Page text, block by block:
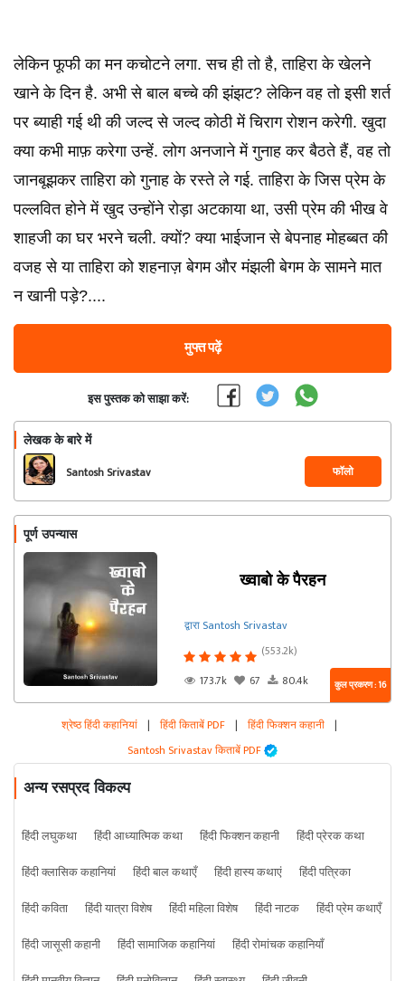
लेकिन फूफी का मन कचोटने लगा. सच ही तो है, ताहिरा के खेलने
खाने के दिन है. अभी से बाल बच्चे की झंझट? लेकिन वह तो इसी शर्त
पर ब्याही गई थी की जल्द से जल्द कोठी में चिराग रोशन करेगी. खुदा
क्या कभी माफ़ करेगा उन्हें. लोग अनजाने में गुनाह कर बैठते हैं, वह तो
जानबूझकर ताहिरा को गुनाह के रस्ते ले गई. ताहिरा के जिस प्रेम के
पल्लवित होने में खुद उन्होंने रोड़ा अटकाया था, उसी प्रेम की भीख वे
शाहजी का घर भरने चली. क्यों? क्या भाईजान से बेपनाह मोहब्बत की
वजह से या ताहिरा को शहनाज़ बेगम और मंझली बेगम के सामने मात
न खानी पड़े?....
मुफ्त पढ़ें
इस पुस्तक को साझा करें:
लेखक के बारे में
Santosh Srivastav फॉलो
पूर्ण उपन्यास
ख्वाबो के पैरहन
द्वारा Santosh Srivastav
(553.2k)
173.7k
67 80.4k कुल प्रकरण : 16
श्रेष्ठ हिंदी कहानियां | हिंदी किताबें PDF | हिंदी फिक्शन कहानी |
Santosh Srivastav किताबें PDF
अन्य रसप्रद विकल्प
हिंदी लघुकथा हिंदी आध्यात्मिक कथा हिंदी फिक्शन कहानी
हिंदी प्रेरक कथा
हिंदी क्लासिक कहानियां
हिंदी बाल कथाएँ हिंदी हास्य कथाएं
हिंदी पत्रिका
हिंदी कविता
हिंदी यात्रा विशेष हिंदी महिला विशेष हिंदी नाटक
हिंदी प्रेम कथाएँ
हिंदी जासूसी कहानी
हिंदी सामाजिक कहानियां
हिंदी रोमांचक कहानियाँ